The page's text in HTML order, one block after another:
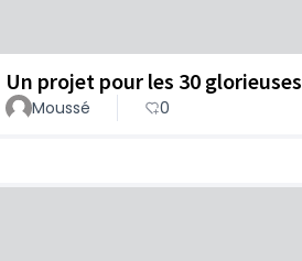
Un projet pour les 30 glorieuses
Moussé 0